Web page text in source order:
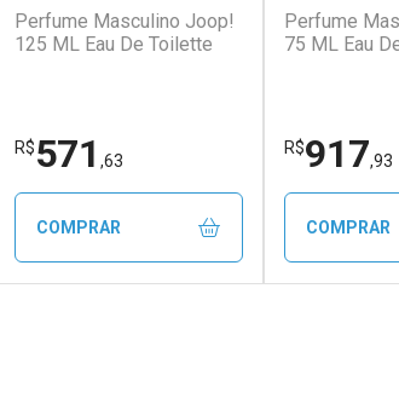
Perfume Masculino Joop!
125 ML Eau De Toilette
R$571 ,63
COMPRAR
Perfume
75 ML Eau
R$917,93
COMPRAR